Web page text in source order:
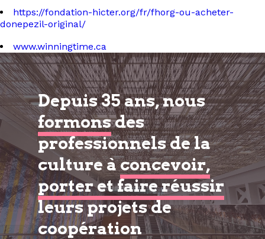
https://fondation-hicter.org/fr/fhorg-ou-acheter-
donepezil-original/
www.winningtime.ca
Depuis 35 ans, nous
formonsdes
professionnels de la
culture àconcevoir,
porter et faire réussir
leurs projets de
coopération